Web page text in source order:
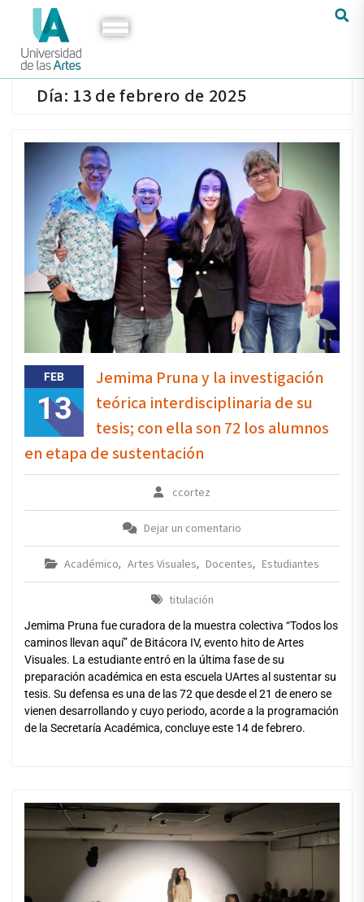
Día: 13 de febrero de 2025
FEB
13
Jemima Pruna y la investigación
teórica interdisciplinaria de su
tesis; con ella son 72 los alumnos
en etapa de sustentación
ccortez
Dejar un comentario
Académico, Artes Visuales, Docentes, Estudiantes
titulación
Jemima Pruna fue curadora de la muestra colectiva “Todos los
caminos llevan aquí” de Bitácora IV, evento hito de Artes
Visuales. La estudiante entró en la última fase de su
preparación académica en esta escuela UArtes al sustentar su
tesis. Su defensa es una de las 72 que desde el 21 de enero se
vienen desarrollando y cuyo periodo, acorde a la programación
de la Secretaría Académica, concluye este 14 de febrero.